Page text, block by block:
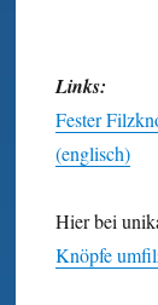
Links:
Fester
(englisch)
Hier bei
Knöpfe